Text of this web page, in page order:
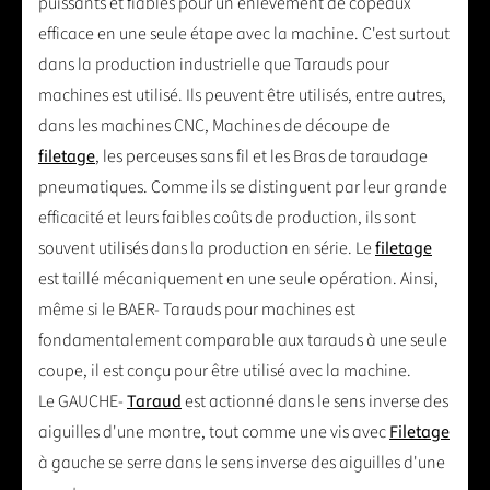
efficace en une seule étape avec la machine. C'est surtout
dans la production industrielle que Tarauds pour
machines est utilisé. Ils peuvent être utilisés, entre autres,
dans les machines CNC, Machines de découpe de
filetage, les perceuses sans fil et les Bras de taraudage
pneumatiques. Comme ils se distinguent par leur grande
efficacité et leurs faibles coûts de production, ils sont
souvent utilisés dans la production en série. Lefiletage
est taillé mécaniquement en une seule opération. Ainsi,
même si le BAER- Tarauds pour machines est
fondamentalement comparable aux tarauds à une seule
coupe, il est conçu pour être utilisé avec la machine.
Le GAUCHE-Taraudest actionné dans le sens inverse des
aiguilles d'une montre, tout comme une vis avecFiletage
à gauche se serre dans le sens inverse des aiguilles d'une